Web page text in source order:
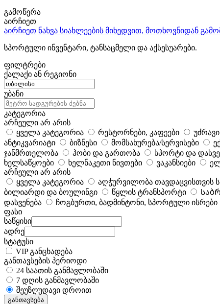
გამოწერა
აირჩიეთ
აირჩიეთ ნახვა სიახლეების მიხედვით, მოთხოვნიდან
სპორტული ინვენტარი, ტანსაცმელი და აქსესუარები.
ფილტრები
ქალაქი ან რეგიონი
უბანი
კატეგორია
არჩეული არ არის
ყველა კატეგორია
რესტორნები, კაფეები
ანტიკვარიატი
ბიზნესი მომსახურება/სერვისები
ჯანმრთელობა
ჰობი და გართობა სპორტი და
ხელსაწყოები
ხელნაკეთი ნივთები ვაკანსიები
არჩეული არ არის
ყველა კატეგორია
აღჭურვილობა
ბილიარდი და ბოულინგი
წყლის ტრანსპორტი
დასვენება
ჩოგბურთი, ბადმინტონი, სპორტული ისრები
ფასი
საწყისი
ადრე
სტატუსი
VIP განცხადება
განთავსების პერიოდი
24 საათის განმავლობაში
7 დღის განმავლობაში
შეუზღუდავი დროით
განთავსება